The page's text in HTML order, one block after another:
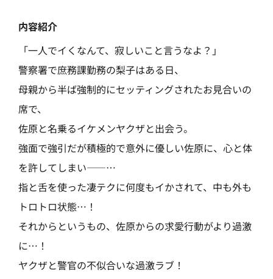
内容紹介
「一人でイくなんて、寂しいこと言うなよ？」
警察署で庶務課勤務の梨子はある日、
母親から半ば強制的にセッティングされたお見合いの
席で、
佐原と名乗るイケメンヤクザと出会う。
強面で強引だが積極的で意外に優しい佐原に、心と体
を許してしまい――…
指と舌を使った凄テクに何度もイかされて、中も外も
トロトロ状態…！
それからというもの、佐原からの求愛行動がより過激
に…！
ヤクザと警官の不似合いな過激ラブ！